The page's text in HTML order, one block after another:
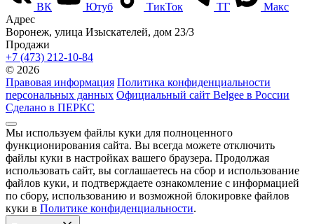
ВК Ютуб ТикТок ТГ
Макс
Адрес
Воронеж, улица Изыскателей, дом 23/3
Продажи
+7 (473) 212-10-84
© 2026
Правовая информация Политика конфиденциальности
персональных данных Официальный сайт Belgee в России
Сделано в ПЕРКС
Мы используем файлы куки для полноценного
функционирования сайта. Вы всегда можете отключить
файлы куки в настройках вашего браузера. Продолжая
использовать сайт, вы соглашаетесь на сбор и использование
файлов куки, и подтверждаете ознакомление с информацией
по сбору, использованию и возможной блокировке файлов
куки в Политике конфиденциальности.